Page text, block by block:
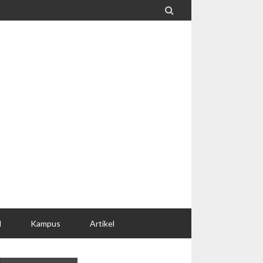

Kampus Artikel